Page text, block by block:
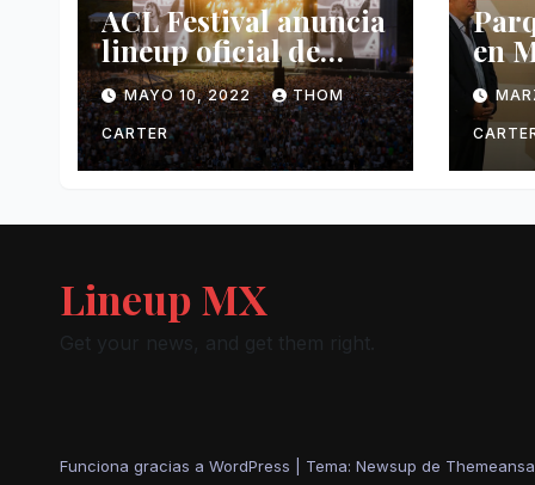
ACL Festival anuncia
lineup oficial de
2022.
MAYO 10, 2022 THOM
CARTER
en
Lineup MX
Get your news, and get them right.
Funciona gracias a WordPress Tema: Newsup de